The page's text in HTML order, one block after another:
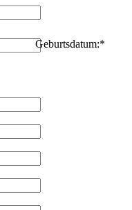
Geburtsdatum:*